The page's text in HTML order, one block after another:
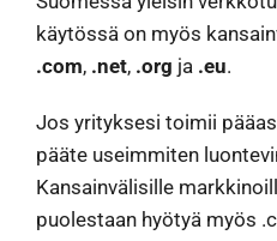
käytössä on myös
.com, .net, .org ja .eu.
Jos yrityksesi toimii
pääte useimmiten
Kansainvälisille
puolestaan hyötyä myös